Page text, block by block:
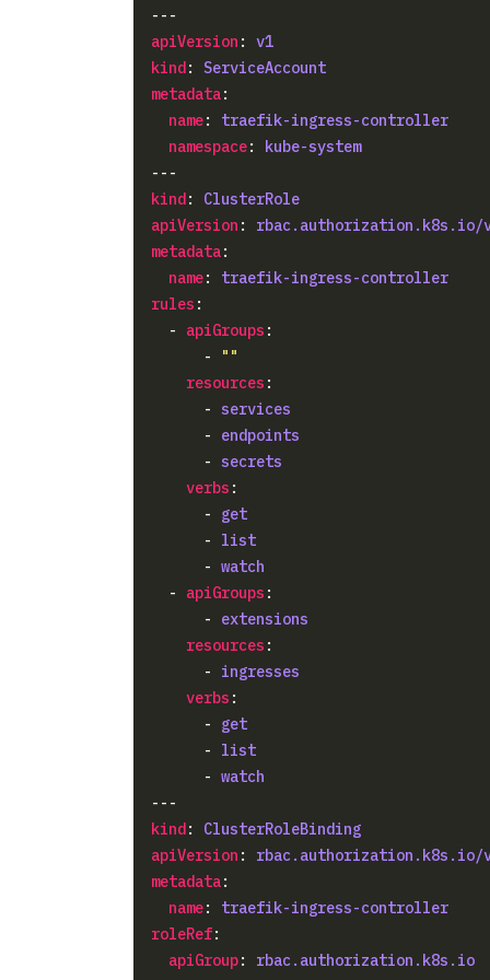
apiVersion : v1
kind: ServiceAccount
metadata
name: traefik-ingress-controller
namespace: kube-system
kind: ClusterRole
apiVersion : rbac.authorization.k8s.io/
metadata
name: traefik-ingress-controller
rules
  -
apiGroups
      -
""
resources
      -
services
      -
endpoints
      -
secrets
verbs
      -
get
      -
list
      -
watch
  -
apiGroups
      -
extensions
resources
      -
ingresses
verbs
      -
get
      -
list
      -
watch
kind: ClusterRoleBinding
apiVersion : rbac.authorization.k8s.io/
metadata
name: traefik-ingress-controller
roleRef
apiGroup: rbac.authorization.k8s.io